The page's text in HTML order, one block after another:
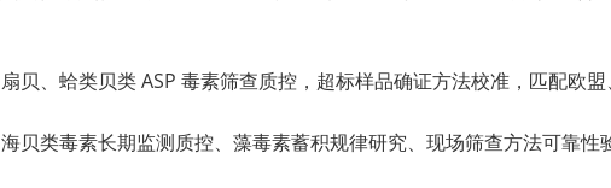
贝、蛤类贝类 ASP 毒素筛查质控，超标样品确证方法校准，匹配欧盟
海贝类毒素长期监测质控、藻毒素蓄积规律研究、现场筛查方法可靠性